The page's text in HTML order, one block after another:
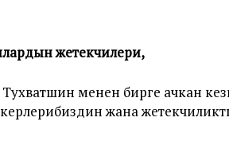
жетекчилери,
менен бирге ачкан
жана